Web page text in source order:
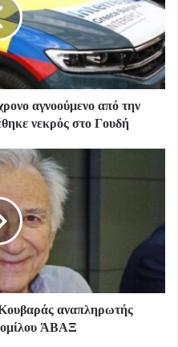
αγνοούμενο από την
νεκρός στο Γουδή
αναπληρωτής
ΆΒΑΞ